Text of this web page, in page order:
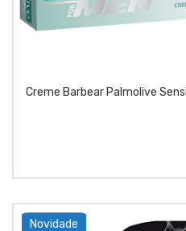
Creme Barbear Palmolive
Novidade